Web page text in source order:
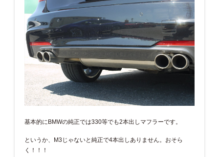
基本的にBMWの純正では330等でも2本出しマフラーです。
というか、M3じゃないと純正で4本出しありません。おそら
く！！！